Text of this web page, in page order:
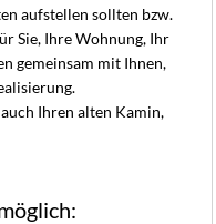
aufstellen sollten bzw.
Sie, Ihre Wohnung, Ihr
gemeinsam mit Ihnen,
Ihren alten Kamin,